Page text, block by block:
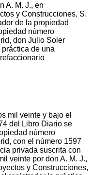
A. M. J., en
y Construcciones, S.
de la propiedad
número
don Julio Soler
de una
mil veinte y bajo el
del Libro Diario se
número
con el número 1597
privada suscrita con
veinte por don A. M. J.,
y Construcciones,